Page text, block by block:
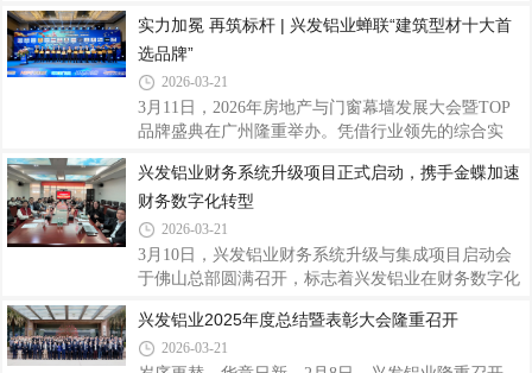
的建筑形态和“垂直叠加、高度复合”的创新布局，规
划地上5层，地下4层，集旅检、车辆查验、
子成员，总部各部门负责人、员工代表等欢聚一堂，
共叙情谊、共话发展，擘画新年发展蓝图。会上，公
司党委书记、董事长王立向全体职工干部致以诚挚的
新春问候，并对大家在过去一年攻坚克难、奋楫笃行
所取得的各项成绩表示衷心感谢。他表示，2026年
展新阶段的关键之年。立足新起点，要以习近平新时
代中国特色社会主义思想为指导，全面贯彻落实
实力加冕 再筑标杆 | 兴发铝业蝉联“建筑型材十大首
选品牌”
2026-03-21
3月11日，2026年房地产与门窗幕墙发展大会暨TOP
品牌盛典在广州隆重举办。凭借行业领先的综合实
获“建筑型材十大首选品牌”榜首荣誉，并成功入库房
地产与门窗幕墙产业链AL-Survey首选创新材
料“TOP10”品牌，以连续领跑的优异成绩，稳固行业
领军地位，彰显中国铝型材头部品牌的硬核竞争力。
本次评选由行业权威机构主办，依托AL-Survey行业
发企业及行业专家，围绕产品质量、技术创新、服务
能力、品牌口碑、市场应用等维度综合评审。评选结
果兼具专
兴发铝业财务系统升级项目正式启动，携手金蝶加速
财务数字化转型
2026-03-21
3月10日，兴发铝业财务系统升级与集成项目启动会
于佛山总部圆满召开，标志着兴发铝业在财务数字化
软件（中国）有限公司联合推进，旨在通过系统升级
与多平台集成，推动财务核算标准化、一体化、自动
兴发铝业2025年度总结暨表彰大会隆重召开
2026-03-21